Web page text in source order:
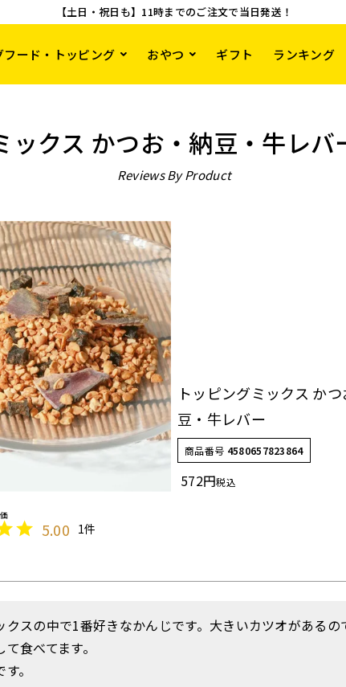
【土日・祝日も】11時までのご注文で当日発送！
フード・トッピング おやつ ギフト ランキング
ックス かつお・納豆・牛レバ
Reviews By Product
トッピングミックス か
豆・牛レバー
商品番号 4580657823864
572 税込
5.00 1
クスの中で1番好きなかんじです。大きいカツオがある
食べてます。
。